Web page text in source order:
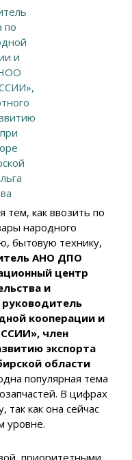
как ввозить по
народного
бытовую технику,
АНО ДПО
центр
и
кооперации и
член
экспорта
области
популярная тема
В цифрах
так как она сейчас
уровне.